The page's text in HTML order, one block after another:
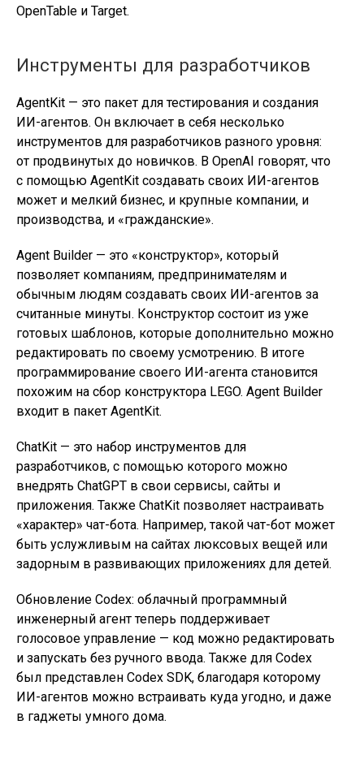
OpenTable и Target.
Инструменты для разработчиков
AgentKit — это пакет для тестирования и создания
ИИ-агентов. Он включает в себя несколько
инструментов для разработчиков разного уровня:
от продвинутых до новичков. В OpenAI говорят, что
с помощью AgentKit создавать своих ИИ-агентов
может и мелкий бизнес, и крупные компании, и
производства, и «гражданские».
Agent Builder — это «конструктор», который
позволяет компаниям, предпринимателям и
обычным людям создавать своих ИИ-агентов за
считанные минуты. Конструктор состоит из уже
готовых шаблонов, которые дополнительно можно
редактировать по своему усмотрению. В итоге
программирование своего ИИ-агента становится
похожим на сбор конструктора LEGO. Agent Builder
входит в пакет AgentKit.
ChatKit — это набор инструментов для
разработчиков, с помощью которого можно
внедрять ChatGPT в свои сервисы, сайты и
приложения. Также ChatKit позволяет настраивать
«характер» чат-бота. Например, такой чат-бот может
быть услужливым на сайтах люксовых вещей или
задорным в развивающих приложениях для детей.
Обновление Codex: облачный программный
инженерный агент теперь поддерживает
голосовое управление — код можно редактировать
и запускать без ручного ввода. Также для Codex
был представлен Codex SDK, благодаря которому
ИИ-агентов можно встраивать куда угодно, и даже
в гаджеты умного дома.